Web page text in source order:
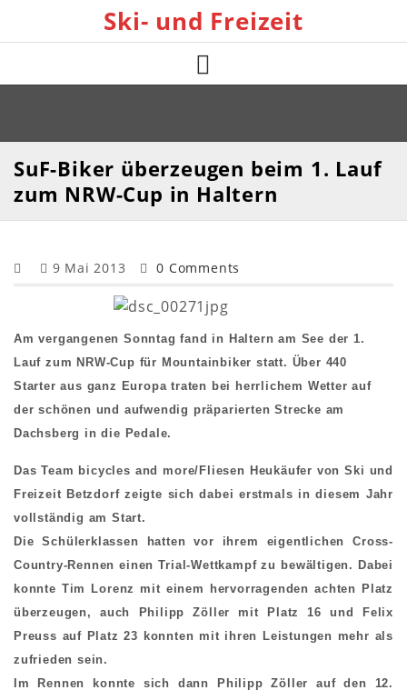
Ski- und Freizeit
SuF-Biker überzeugen beim 1. Lauf
zum NRW-Cup in Haltern
9 Mai 2013 0 Comments
Am vergangenen Sonntag fand in Haltern am See der 1.
Lauf zum NRW-Cup für Mountainbiker statt. Über 440
Starter aus ganz Europa traten bei herrlichem Wetter auf
der schönen und aufwendig präparierten Strecke am
Dachsberg in die Pedale.
Das Team bicycles and more/Fliesen Heukäufer von Ski und
Freizeit Betzdorf zeigte sich dabei erstmals in diesem Jahr
vollständig am Start.
Die Schülerklassen hatten vor ihrem eigentlichen Cross-
Country-Rennen einen Trial-Wettkampf zu bewältigen. Dabei
konnte Tim Lorenz mit einem hervorragenden achten Platz
überzeugen, auch Philipp Zöller mit Platz 16 und Felix
Preuss auf Platz 23 konnten mit ihren Leistungen mehr als
zufrieden sein.
Im Rennen konnte sich dann Philipp Zöller auf den 12.